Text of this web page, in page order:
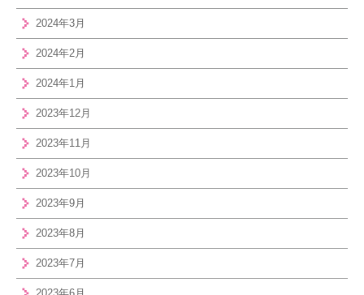
2024年3月
2024年2月
2024年1月
2023年12月
2023年11月
2023年10月
2023年9月
2023年8月
2023年7月